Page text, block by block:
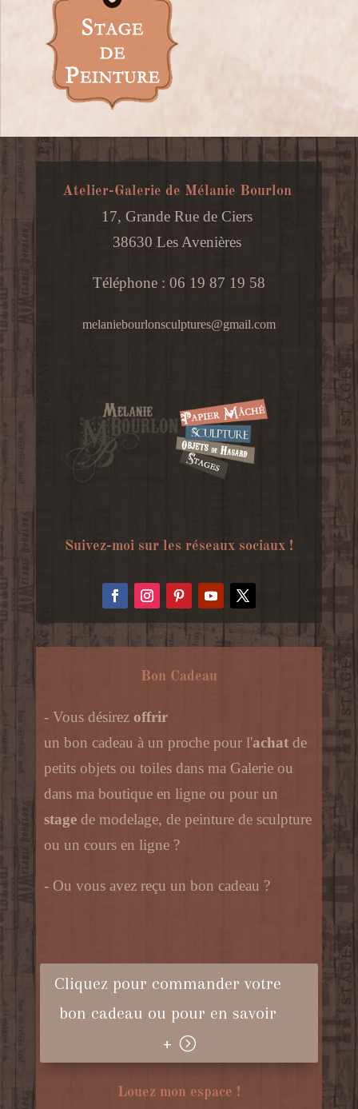
Atelier-Galerie de Mélanie Bourlon
17, Grande Rue de Ciers
38630 Les Avenières
Téléphone : 06 19 87 19 58
melaniebourlonsculptures@gmail.com
Suivez-moi sur les réseaux sociaux !
Bon Cadeau
- Vous désirez offrir
un bon cadeau à un proche pour l'achatde
petits objets ou toiles dans ma Galerie ou
dans ma boutique en ligne ou pour un
stagede modelage, de peinture de sculpture
ou un cours en ligne ?
- Ou vous avez reçu un bon cadeau ?
Cliquez pour commander votre
bon cadeau ou pour en savoir
+
Louez mon espace !